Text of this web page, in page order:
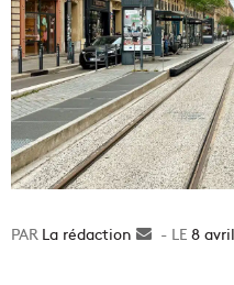
La rédaction
Envoyer
8